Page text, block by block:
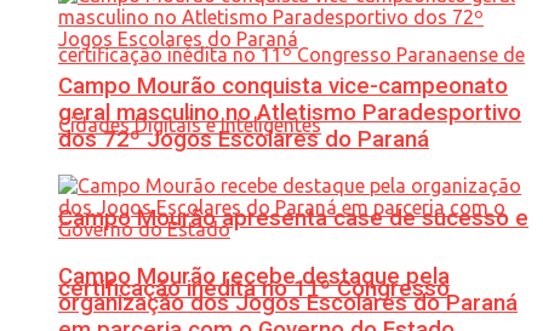
Campo Mourão apresenta case de sucesso e
certificação inédita no 11º Congresso
Campo Mourão conquista vice-campeonato
geral masculino no Atletismo Paradesportivo
dos 72º Jogos Escolares do Paraná
Campo Mourão recebe destaque pela
organização dos Jogos Escolares do Paraná